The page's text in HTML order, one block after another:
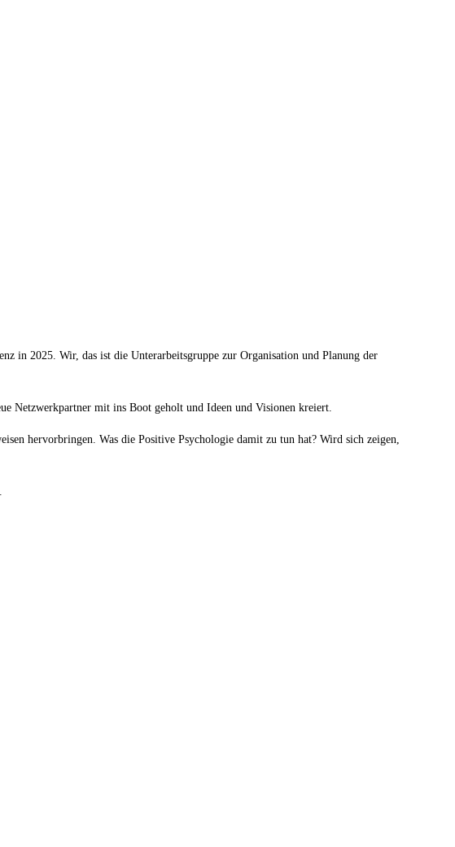
in 2025. Wir, das ist die Unterarbeitsgruppe zur Organisation und Planung der
Netzwerkpartner mit ins Boot geholt und Ideen und Visionen kreiert.
hervorbringen. Was die Positive Psychologie damit zu tun hat? Wird sich zeigen,